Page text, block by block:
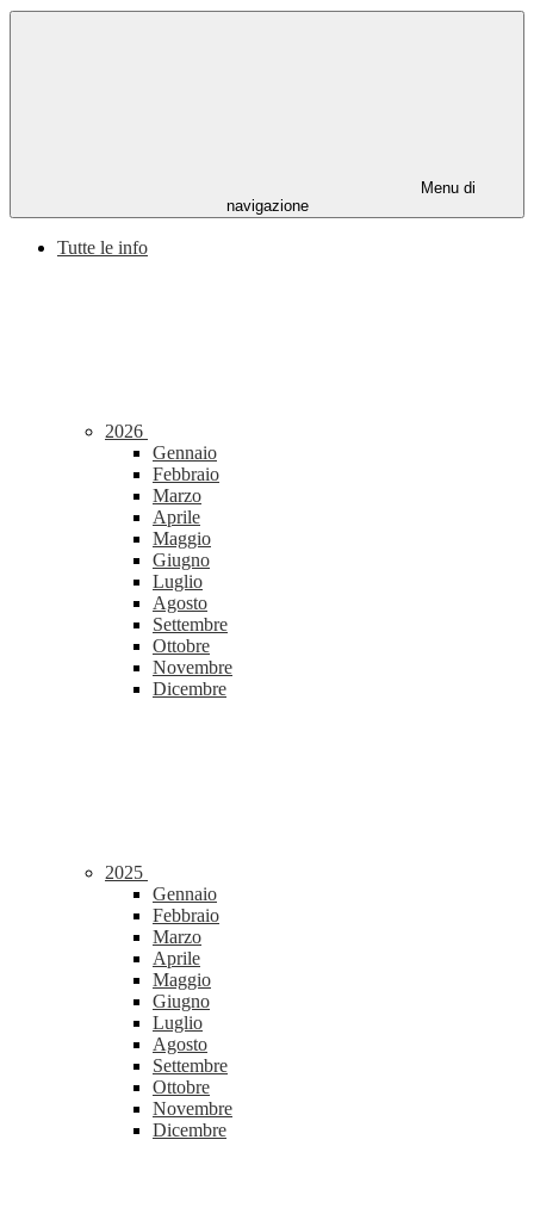
Menu di
navigazione
Tutte le info
2026
Gennaio
Febbraio
Marzo
Aprile
Maggio
Giugno
Luglio
Agosto
Settembre
Ottobre
Novembre
Dicembre
2025
Gennaio
Febbraio
Marzo
Aprile
Maggio
Giugno
Luglio
Agosto
Settembre
Ottobre
Novembre
Dicembre